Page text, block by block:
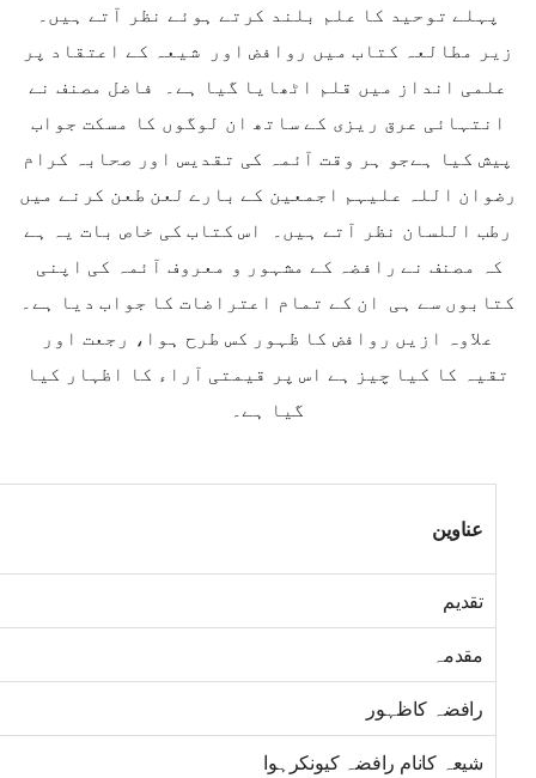
پہلے توحید کا علم بلند کرتے ہوئے نظر آتے ہیں۔
زیر مطالعہ کتاب میں روافض اور شیعہ کے اعتقاد پر
علمی انداز میں قلم اٹھایا گیا ہے۔ فاضل مصنف نے
انتہائی عرق ریزی کے ساتھ ان لوگوں کا مسکت جواب
پیش کیا ہےجو ہر وقت آئمہ کی تقدیس اور صحابہ کرام
رضوان اللہ علیہم اجمعین کے بارے لعن طعن کرنے میں
رطب اللسان نظر آتے ہیں۔ اس کتاب کی خاص بات یہ ہے
کہ مصنف نے رافضہ کے مشہور و معروف آئمہ کی اپنی
کتابوں سے ہی ان کے تمام اعتراضات کا جواب دیا ہے۔
علاوہ ازیں روافض کا ظہور کس طرح ہوا، رجعت اور
تقیہ کا کیا چیز ہے اس پر قیمتی آراء کا اظہار کیا
گیا ہے۔
عناوین
تقدیم
مقدمہ
رافضہ کاظہور
شیعہ کانام رافضہ کیونکرہوا